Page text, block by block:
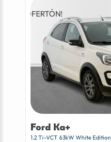
¡OFERTÓN!
Ford Ka+
1.2 Ti-VCT 63kW White Edition